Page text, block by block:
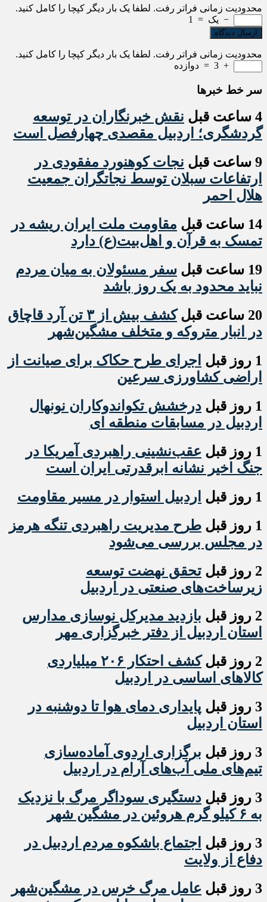
محدودیت زمانی فراتر رفت. لطفا یک بار دیگر کپچا را کامل کنید.
− یک =
1
محدودیت زمانی فراتر رفت. لطفا یک بار دیگر کپچا را کامل کنید.
+
3
= دوازده
سر خط خبرها
4 ساعت قبل
نقش خبرنگاران در توسعه
گردشگری؛ اردبیل مقصدی چهارفصل است
9 ساعت قبل
نجات کوهنورد مفقودی در
ارتفاعات سبلان توسط نجاتگران جمعیت
هلال احمر
14 ساعت قبل
مقاومت ملت ایران ریشه در
تمسک به قرآن و اهل‌بیت(ع) دارد
19 ساعت قبل
سفر مسئولان به میان مردم
نباید محدود به یک روز باشد
20 ساعت قبل
کشف بیش از ۳ تن آرد قاچاق
در انبار متروکه و متخلف مشگین‌شهر
1 روز قبل
اجرای طرح حکاک برای صیانت از
اراضی کشاورزی سرعین
1 روز قبل
درخشش تکواندوکاران نونهال
اردبیل در مسابقات منطقه ای
1 روز قبل
عقب‌نشینی راهبردی آمریکا در
جنگ اخیر نشانه ابرقدرتی ایران است
1 روز قبل
اردبیل استوار در مسیر مقاومت
1 روز قبل
طرح مدیریت راهبردی تنگه هرمز
در مجلس بررسی می‌شود
2 روز قبل
تحقق نهضت توسعه
زیرساخت‌های صنعتی در اردبیل
2 روز قبل
بازدید مدیرکل نوسازی مدارس
استان اردبیل از دفتر خبرگزاری مهر
2 روز قبل
کشف احتکار ۲۰۶ میلیاردی
کالاهای اساسی در اردبیل
3 روز قبل
پایداری دمای هوا تا دوشنبه در
استان اردبیل
3 روز قبل
برگزاری اردوی آماده‌سازی
تیم‌های ملی آب‌های آرام در اردبیل
3 روز قبل
دستگیری سوداگر مرگ با نزدیک
به ۶ کیلو گرم هروئین در مشگین شهر
3 روز قبل
اجتماع باشکوه مردم اردبیل در
دفاع از ولایت
3 روز قبل
عامل مرگ خرس در مشگین‌شهر